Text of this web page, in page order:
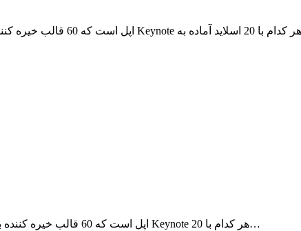
Templates for Keynote یک افزونه ی عالی برای برنامه ی Keynote اپل است که 60 قالب خیره کننده برای Keynote هر کدام با 20…